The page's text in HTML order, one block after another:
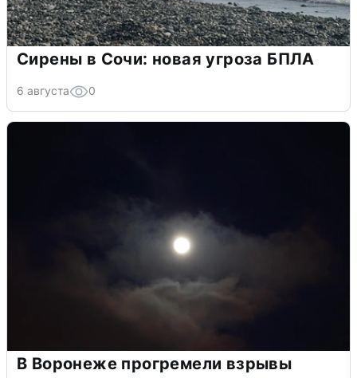
Сирены в Сочи: новая угроза БПЛА
6 августа 0
В Воронеже прогремели взрывы